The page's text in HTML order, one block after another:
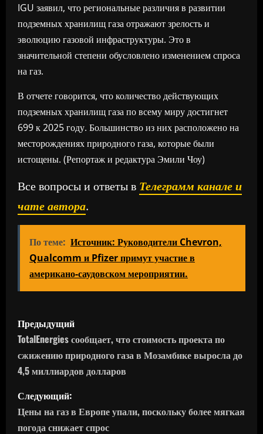
IGU заявил, что региональные различия в развитии
подземных хранилищ газа отражают зрелость и
эволюцию газовой инфраструктуры. Это в
значительной степени обусловлено изменением спроса
на газ.
В отчете говорится, что количество действующих
подземных хранилищ газа по всему миру достигнет
699 к 2025 году. Большинство из них расположено на
месторождениях природного газа, которые были
истощены. (Репортаж и редактура Эмили Чоу)
Все вопросы и ответы в Телеграмм канале и
чате автора.
По теме: Источник: Руководители Chevron,
Qualcomm и Pfizer примут участие в
американо-саудовском мероприятии.
Н
а
в
и
г
Предыдущий
TotalEnergies сообщает, что стоимость проекта по
сжижению природного газа в Мозамбике выросла до
4,5 миллиардов долларов
Следующий:
Цены на газ в Европе упали, поскольку более мягкая
погода снижает спрос